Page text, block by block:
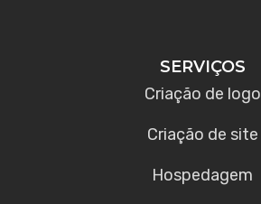
SERVIÇOS
Criação de logo
Criação de site
Hospedagem